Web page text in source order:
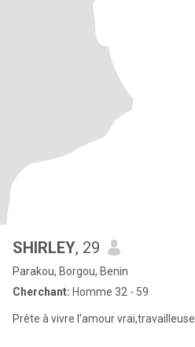
SHIRLEY, 29
Parakou, Borgou, Benin
Cherchant: Homme 32 - 59
Prête à vivre l'amour vrai,travailleuse